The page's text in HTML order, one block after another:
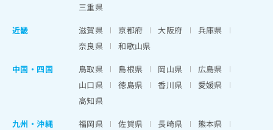
三重県
近畿
滋賀県 京都府 大阪府
兵庫県
奈良県
和歌山県
中国・四国
鳥取県 島根県 岡山県
広島県
山口県
徳島県 香川県
愛媛県
高知県
九州・沖縄
福岡県 佐賀県 長崎県
熊本県